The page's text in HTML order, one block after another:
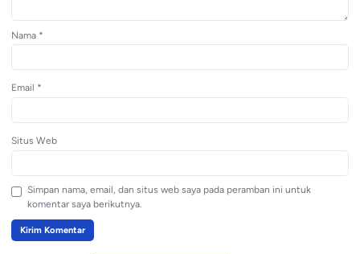
Nama *
Email *
Situs Web
Simpan nama, email, dan situs web saya pada peramban ini untuk
komentar saya berikutnya.